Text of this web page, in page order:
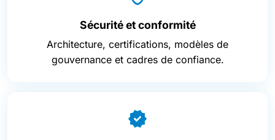
Sécurité et conformité
Architecture, certifications, modèles de
gouvernance et cadres de confiance.